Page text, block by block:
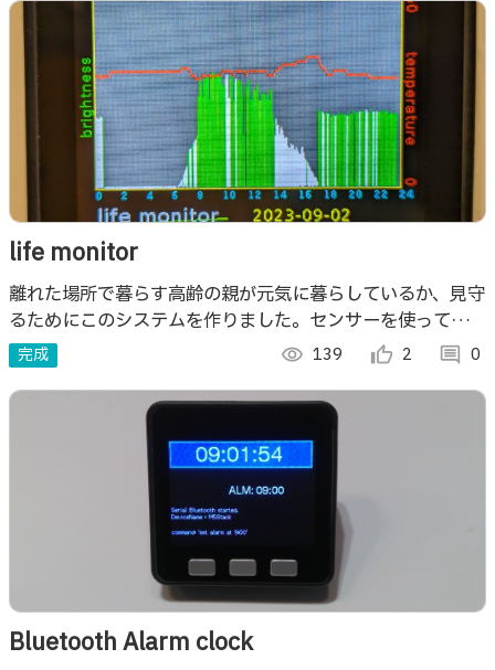
life monitor
離れた場所で暮らす高齢の親が元気に暮らしているか、見守
るためにこのシステムを作りました。センサーを使って活動
状況をデータ化しインターネットへ記録し、モニターでその
データをグラフ化し見ることができます。
完成 visibility 139 thumb_up_alt 2 comment 0
Bluetooth Alarm clock